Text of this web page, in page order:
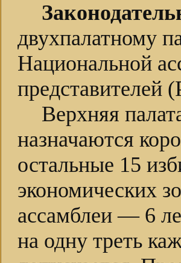
двухпалатному
Национальной
представителей
Верхняя
назначаются
остальные 15
экономических
ассамблеи — 6
на одну треть